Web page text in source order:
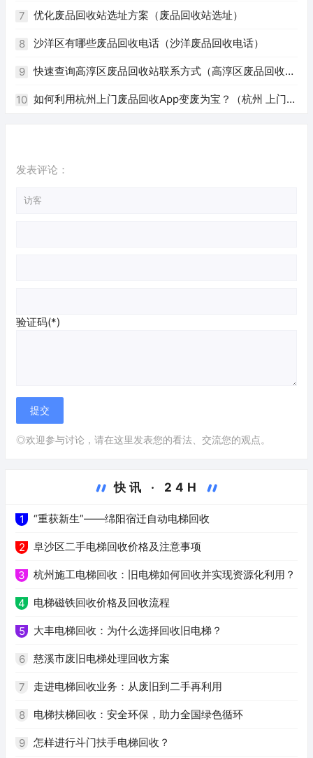
7 优化废品回收站选址方案（废品回收站选址）
8 沙洋区有哪些废品回收电话（沙洋废品回收电话）
9 快速查询高淳区废品回收站联系方式（高淳区废品回收站
电话）
10 如何利用杭州上门废品回收App变废为宝？（杭州 上门回
发表评论：
验证码(*)
◎欢迎参与讨论，请在这里发表您的看法、交流您的观点。
快讯 · 24H
1 “重获新生”——绵阳宿迁自动电梯回收
2 阜沙区二手电梯回收价格及注意事项
3 杭州施工电梯回收：旧电梯如何回收并实现资源化利用？
4 电梯磁铁回收价格及回收流程
5 大丰电梯回收：为什么选择回收旧电梯？
6 慈溪市废旧电梯处理回收方案
7 走进电梯回收业务：从废旧到二手再利用
8 电梯扶梯回收：安全环保，助力全国绿色循环
9 怎样进行斗门扶手电梯回收？